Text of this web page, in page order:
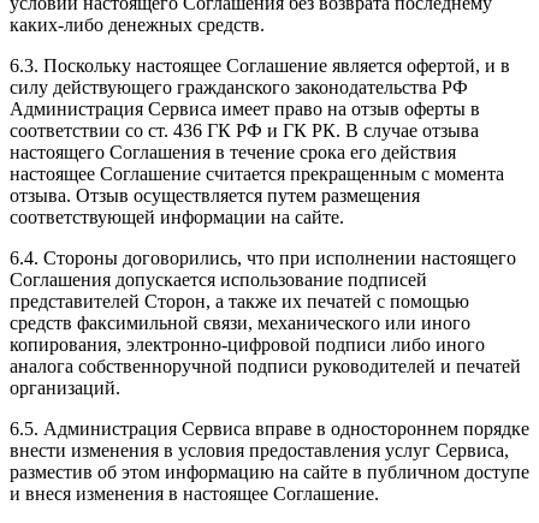
каких-либо денежных средств.
6.3. Поскольку настоящее Соглашение является офертой, и в
силу действующего гражданского законодательства РФ
Администрация Сервиса имеет право на отзыв оферты в
соответствии со ст. 436 ГК РФ и ГК РК. В случае отзыва
настоящего Соглашения в течение срока его действия
настоящее Соглашение считается прекращенным с момента
отзыва. Отзыв осуществляется путем размещения
соответствующей информации на сайте.
6.4. Стороны договорились, что при исполнении настоящего
Соглашения допускается использование подписей
представителей Сторон, а также их печатей с помощью
средств факсимильной связи, механического или иного
копирования, электронно-цифровой подписи либо иного
аналога собственноручной подписи руководителей и печатей
организаций.
6.5. Администрация Сервиса вправе в одностороннем порядке
внести изменения в условия предоставления услуг Сервиса,
разместив об этом информацию на сайте в публичном доступе
и внеся изменения в настоящее Соглашение.